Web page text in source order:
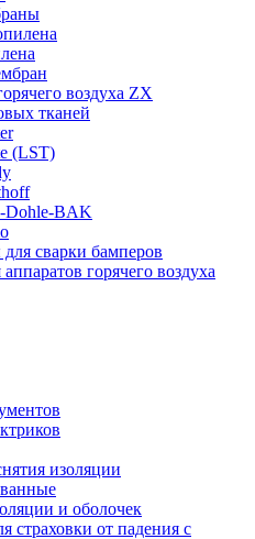
воздуха ZX
тканей
(LST)
Dohle-BAK
сварки бамперов
горячего воздуха
изоляции
и оболочек
страховки от падения с